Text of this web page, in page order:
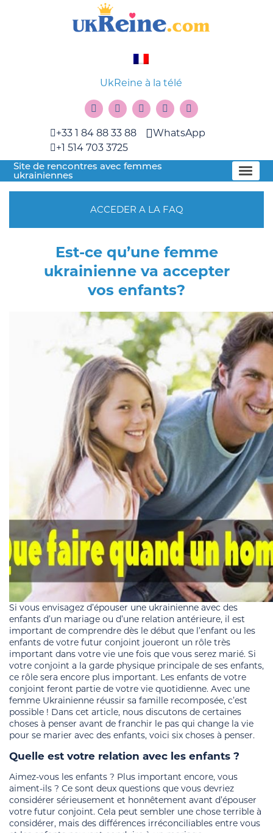
UkReine à la télé
+33 1 84 88 33 88
+1 514 703 3725
WhatsApp
Site de rencontres avec femmes
ukrainiennes
ACCEDER A LA FAQ
Est-ce qu’une femme
ukrainienne va accepter
vos enfants?
Si vous envisagez d’épouser une ukrainienne avec des
enfants d’un mariage ou d’une relation antérieure, il est
important de comprendre dès le début que l’enfant ou les
enfants de votre futur conjoint joueront un rôle très
important dans votre vie une fois que vous serez marié. Si
votre conjoint a la garde physique principale de ses enfants,
ce rôle sera encore plus important. Les enfants de votre
conjoint feront partie de votre vie quotidienne. Avec une
femme Ukrainienne réussir sa famille recomposée, c’est
possible ! Dans cet article, nous discutons de certaines
choses à penser avant de franchir le pas qui change la vie
pour se marier avec des enfants, voici six choses à penser.
Quelle est votre relation avec les enfants ?
Aimez-vous les enfants ? Plus important encore, vous
aiment-ils ? Ce sont deux questions que vous devriez
considérer sérieusement et honnêtement avant d’épouser
votre futur conjoint. Cela peut sembler une chose terrible à
considérer, mais des différences irréconciliables entre vous